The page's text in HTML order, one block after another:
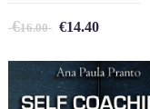
€16.00 €14.40